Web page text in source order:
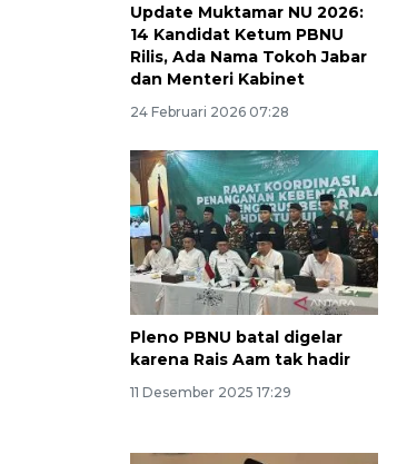
Update Muktamar NU 2026:
14 Kandidat Ketum PBNU
Rilis, Ada Nama Tokoh Jabar
dan Menteri Kabinet
24 Februari 2026 07:28
Pleno PBNU batal digelar
karena Rais Aam tak hadir
11 Desember 2025 17:29